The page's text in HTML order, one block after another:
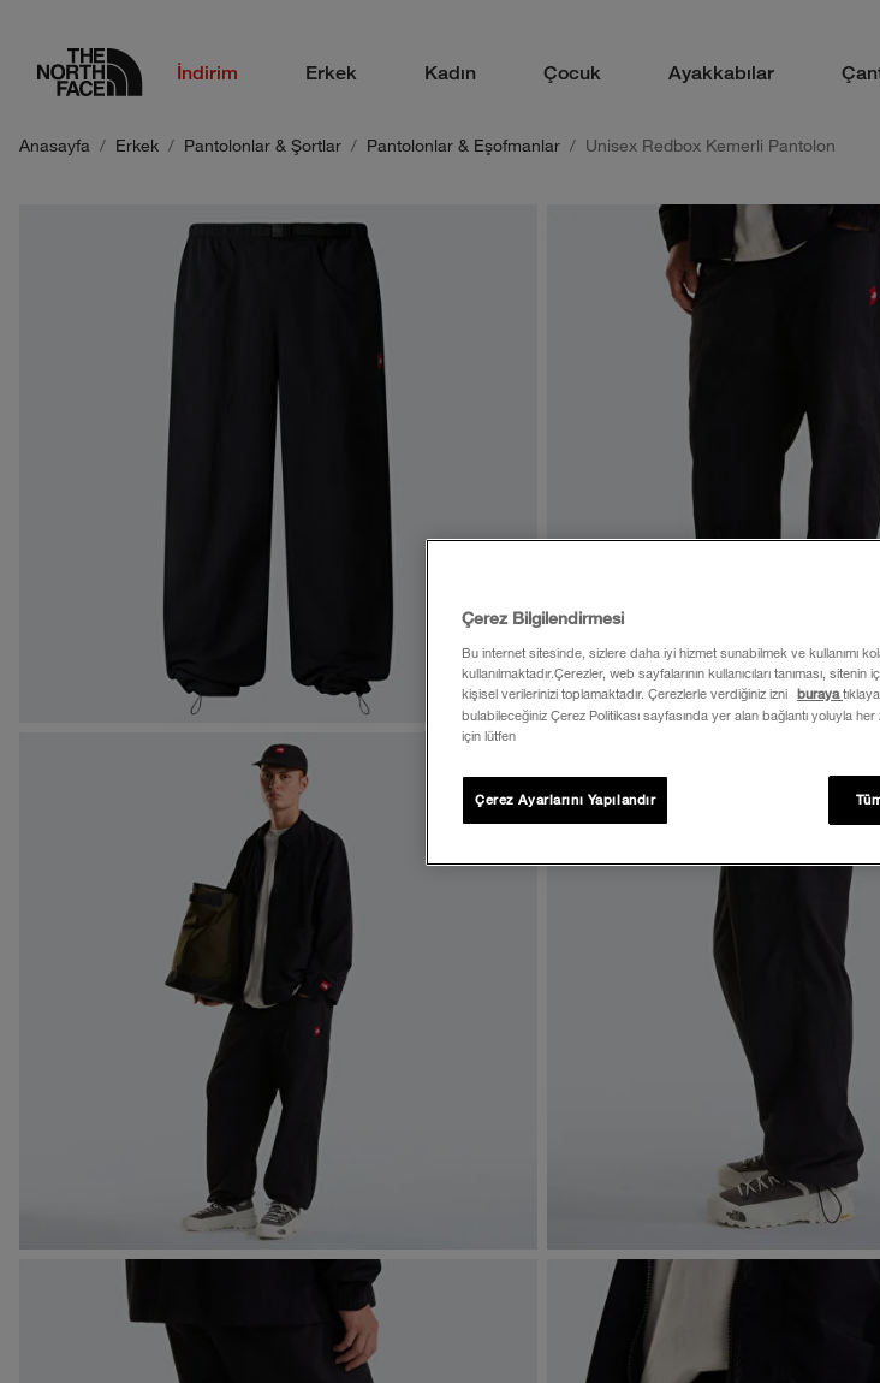
logoİndirim Erkek Kadın Çocuk Ayakkabılar
Anasayfa Erkek Pantolonlar & Şortlar Pantolonlar & Eşofmanlar Unisex Redbox Kemerli Pantolon
Çerez Bilgilendirmesi
Bu internet sitesinde, sizlere daha iyi hizmet sunabilmek ve kullanımı
kullanılmaktadır.Çerezler, web sayfalarının kullanıcıları tanıması,
kişisel verilerinizi toplamaktadır. Çerezlerle verdiğiniz izni
buraya
bulabileceğiniz Çerez Politikası sayfasında yer alan bağlantı yoluyla
için lütfen
Çerez Ayarlarını Yapılandır